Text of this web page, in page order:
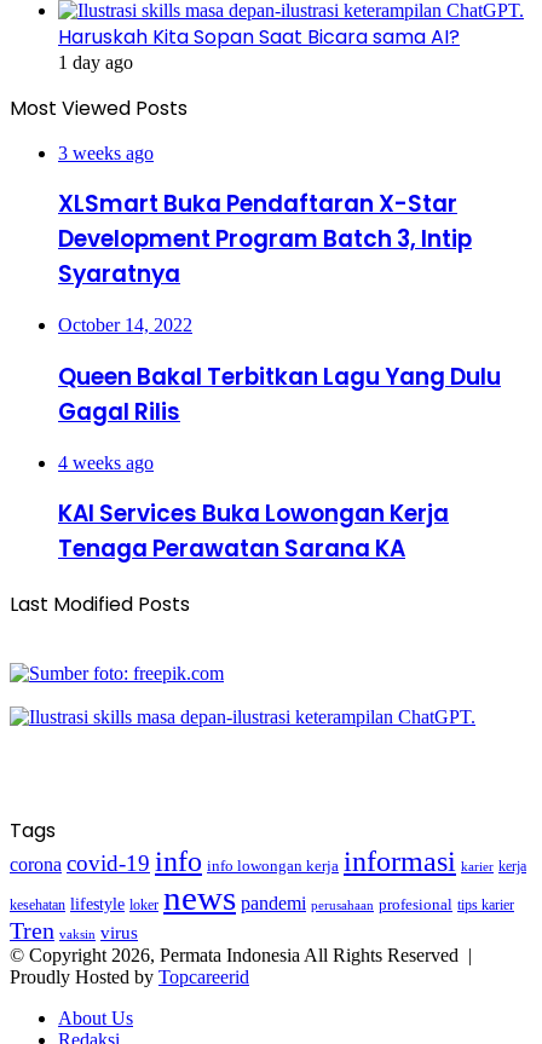
Haruskah Kita Sopan Saat Bicara sama AI?
1 day ago
Most Viewed Posts
3 weeks ago
XLSmart Buka Pendaftaran X-Star
Development Program Batch 3, Intip
Syaratnya
October 14, 2022
Queen Bakal Terbitkan Lagu Yang Dulu
Gagal Rilis
4 weeks ago
KAI Services Buka Lowongan Kerja
Tenaga Perawatan Sarana KA
Last Modified Posts
Tags
corona covid-19 info info lowongan kerja informasi karier kerja
kesehatan lifestyle loker news pandemi perusahaan profesional tips karier
Tren vaksin virus
© Copyright 2026, Permata Indonesia All Rights Reserved |
Proudly Hosted by Topcareerid
About Us
Redaksi